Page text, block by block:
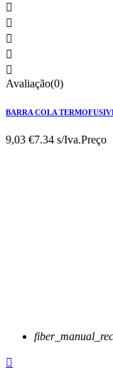





Avaliação(0)
BARRA COLA
9,03 €7.34 s/Iva.Preço
